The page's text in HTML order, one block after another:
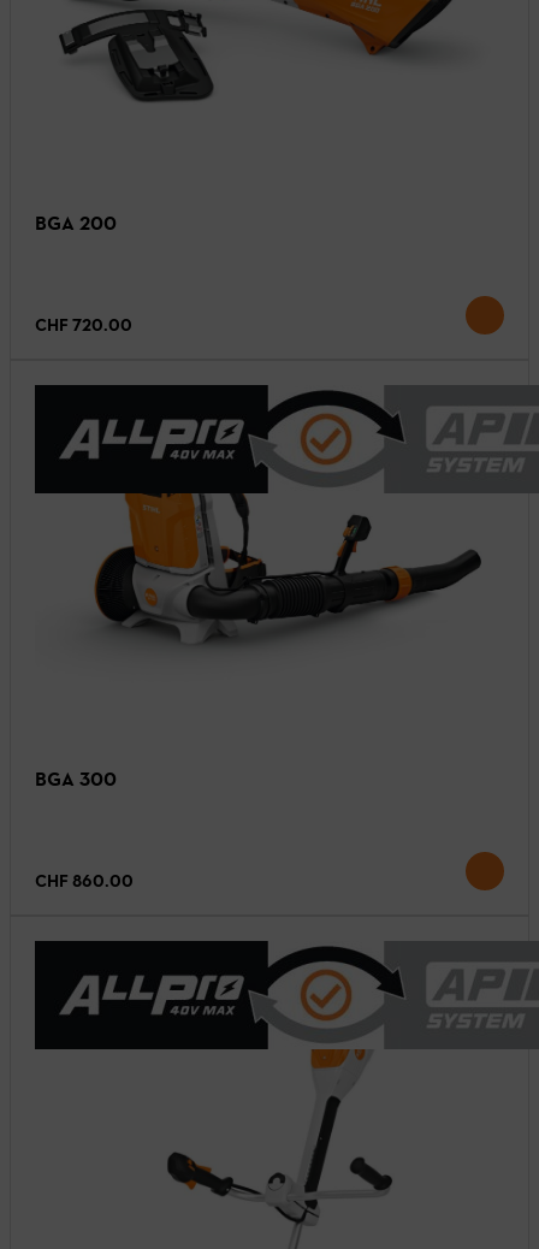
BGA 200
CHF 720.00
BGA 300
CHF 860.00